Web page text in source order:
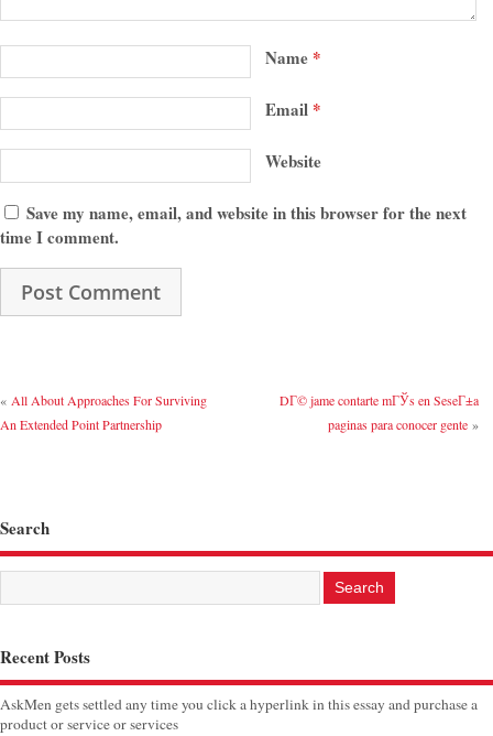
Name *
Email *
Website
Save my name, email, and website in this browser for the next
time I comment.
« All About Approaches For Surviving
An Extended Point Partnership
DГ© jame contarte mГЎs en SeseГ±a
paginas para conocer gente»
Search
Recent Posts
AskMen gets settled any time you click a hyperlink in this essay and purchase a
product or service or services